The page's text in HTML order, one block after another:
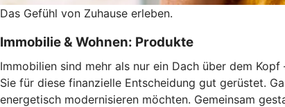
Das Gefühl von Zuhause erleben.
Immobilie & Wohnen: Produkte
Immobilien sind mehr als nur ein Dach über dem
Sie für diese finanzielle Entscheidung gut gerüstet.
energetisch modernisieren möchten. Gemeinsam